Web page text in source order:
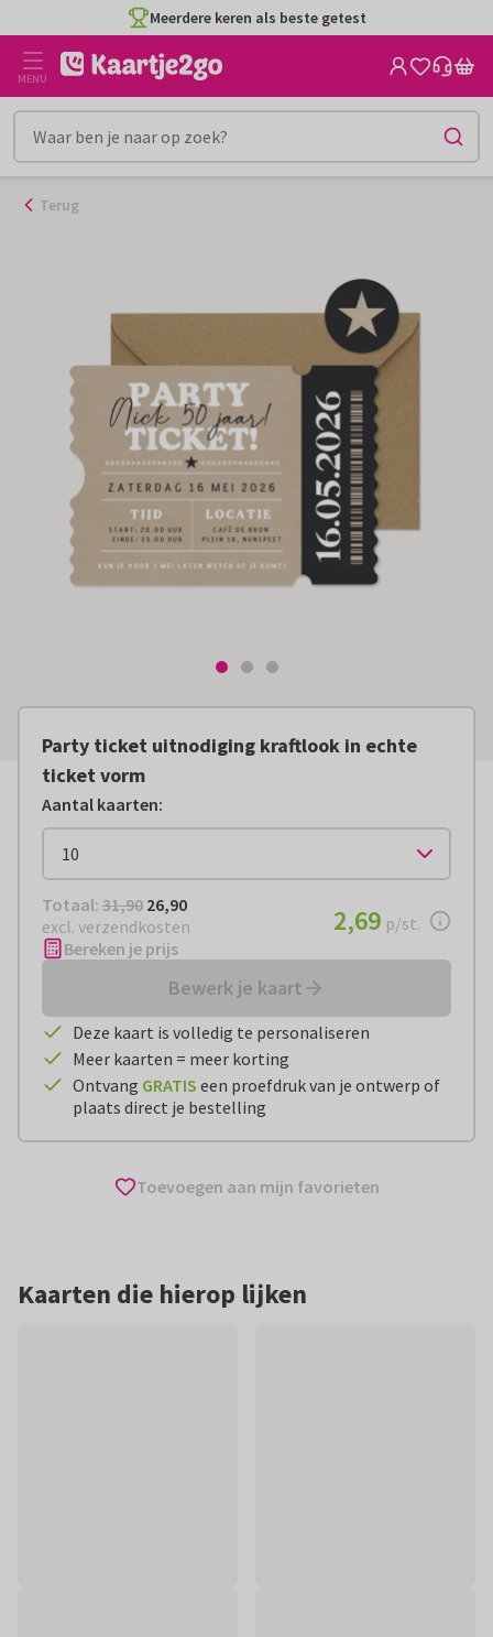
naar
inhoud
Meerdere keren als beste getest
MENU
Terug
Party ticket uitnodiging kraftlook in echte
ticket vorm
Aantal kaarten:
Totaal: € 26,90
Totaal: 31,90 26,90
excl. verzendkosten
€ 2,69per stuk
2,69 p/st.
Bereken je prijs
Bewerk je kaart
Deze kaart is volledig te personaliseren
Meer kaarten = meer korting
Ontvang GRATIS een proefdruk van je ontwerp of
plaats direct je bestelling
Toevoegen aan mijn favorieten
Kaarten die hierop lijken